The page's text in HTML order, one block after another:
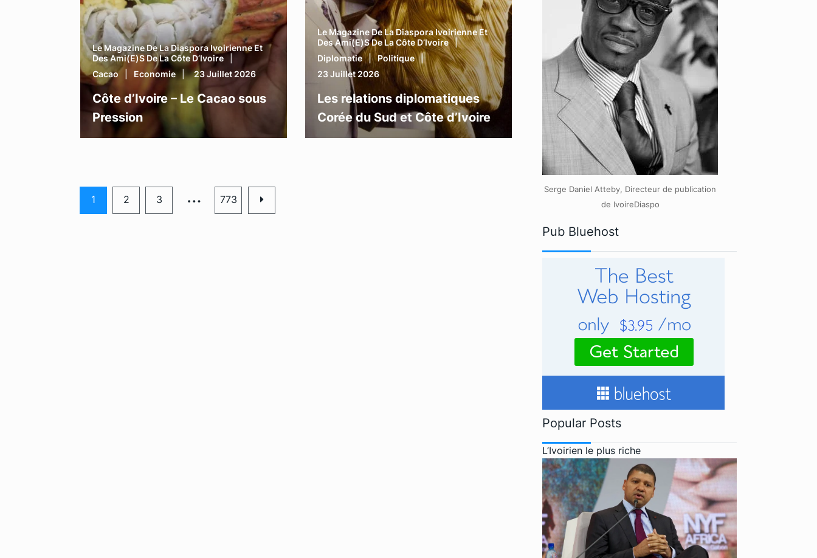
Le Magazine De La Diaspora Ivoirienne Et
Des Ami(e)s De La Côte D’Ivoire
Cacao
Economie 23 Juillet 2026
Côte d’Ivoire – Le Cacao sous
Pression
Le Magazine De La Diaspora Ivoirienne Et
Des Ami(e)s De La Côte D’Ivoire
Diplomatie
Politique
23 Juillet 2026
Les relations diplomatiques
Corée du Sud et Côte d’Ivoire
1 2 3 … 773
Serge Daniel Atteby, Directeur de publication
de IvoireDiaspo
Pub Bluehost
Popular Posts
L’Ivoirien le plus riche